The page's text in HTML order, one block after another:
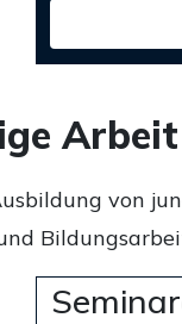
Arbeit
von